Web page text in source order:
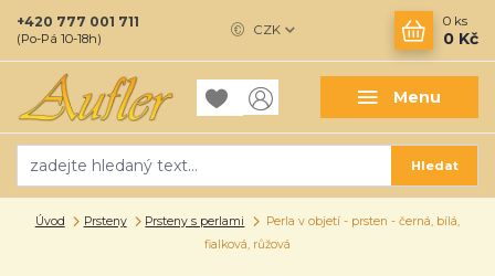
Menu
CZK
Hledat
+420 777 001 711
(Po-Pá 10-18h)
0 ks
0 Kč
Úvod Prsteny Prsteny s perlami
Perla v objetí - prsten - černá, bílá,
fialková, růžová